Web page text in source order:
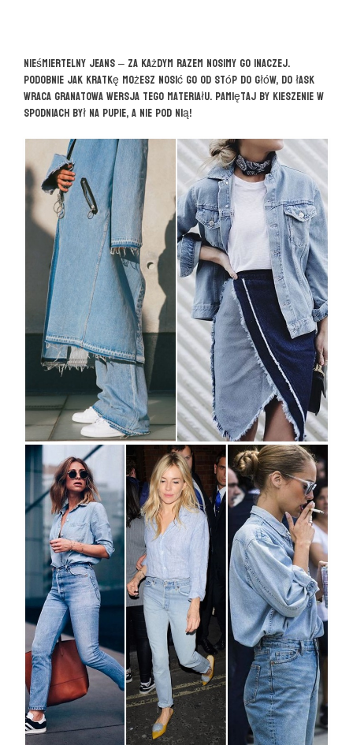
Nieśmiertelny jeans – za każdym razem nosimy go inaczej.
Podobnie jak kratkę możesz nosić go od stóp do głów, do łask
wraca granatowa wersja tego materiału. Pamiętaj by kieszenie w
spodniach był na pupie, a nie pod nią!